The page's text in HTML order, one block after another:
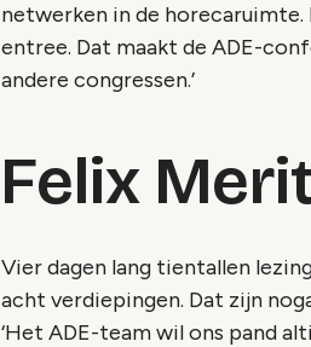
netwerken in de
entree. Dat maakt de ADE-
andere congressen.’
Felix
Vier dagen lang tientallen
acht verdiepingen. Dat zijn
‘Het ADE-team wil ons pand